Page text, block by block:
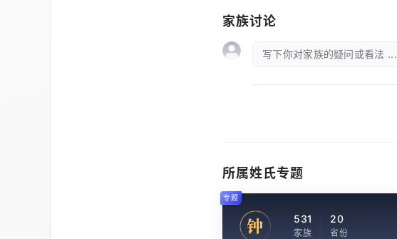
家族讨论
写下你对家族的疑问或看法 ...
所属姓氏专题
钟 531
家族
20
省份
专题